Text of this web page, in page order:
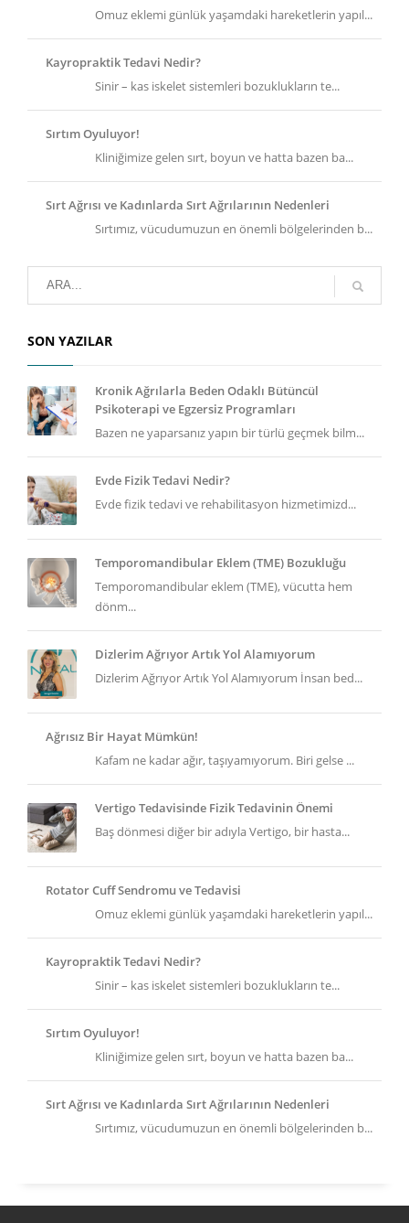
Omuz eklemi günlük yaşamdaki hareketlerin yapıl...
Kayropraktik Tedavi Nedir?
Sinir – kas iskelet sistemleri bozuklukların te...
Sırtım Oyuluyor!
Kliniğimize gelen sırt, boyun ve hatta bazen ba...
Sırt Ağrısı ve Kadınlarda Sırt Ağrılarının Nedenleri
Sırtımız, vücudumuzun en önemli bölgelerinden b...
SON YAZILAR
Kronik Ağrılarla Beden Odaklı Bütüncül
Psikoterapi ve Egzersiz Programları
Bazen ne yaparsanız yapın bir türlü geçmek bilm...
Evde Fizik Tedavi Nedir?
Evde fizik tedavi ve rehabilitasyon hizmetimizd...
Temporomandibular Eklem (TME) Bozukluğu
Temporomandibular eklem (TME), vücutta hem
dönm...
Dizlerim Ağrıyor Artık Yol Alamıyorum
Dizlerim Ağrıyor Artık Yol Alamıyorum İnsan bed...
Ağrısız Bir Hayat Mümkün!
Kafam ne kadar ağır, taşıyamıyorum. Biri gelse ...
Vertigo Tedavisinde Fizik Tedavinin Önemi
Baş dönmesi diğer bir adıyla Vertigo, bir hasta...
Rotator Cuff Sendromu ve Tedavisi
Omuz eklemi günlük yaşamdaki hareketlerin yapıl...
Kayropraktik Tedavi Nedir?
Sinir – kas iskelet sistemleri bozuklukların te...
Sırtım Oyuluyor!
Kliniğimize gelen sırt, boyun ve hatta bazen ba...
Sırt Ağrısı ve Kadınlarda Sırt Ağrılarının Nedenleri
Sırtımız, vücudumuzun en önemli bölgelerinden b...